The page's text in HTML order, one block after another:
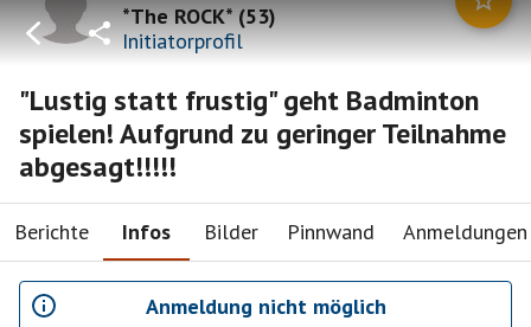
*The ROCK*(53)
Initiatorprofil
"Lustig statt frustig" geht Badminton
spielen! Aufgrund zu geringer Teilnahme
abgesagt!!!!!
Berichte Infos Bilder Pinnwand Anmeldungen
Anmeldung nicht möglich